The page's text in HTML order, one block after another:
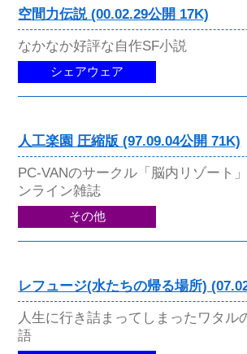
空間力伝説 (00.02.29公開 17K)
なかなか好評な自作SF小説
シェアウェア
人工楽園 圧縮版 (97.09.04公開 71K)
PC-VANのサークル「脳内リゾート
ンライン雑誌
その他
レフュージ(水たちの帰る場所)
人生に行き詰まってしまったワタル
語